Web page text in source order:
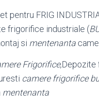
pentru FRIG
frigorifice industriale (
si mentenanta
Frigorifice
camere frigorifice
mentenanta